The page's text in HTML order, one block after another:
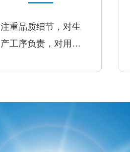
注重品质细节，对生
产工序负责，对用户